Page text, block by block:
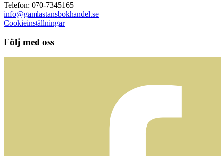
Telefon: 070-7345165
info@gamlastansbokhandel.se
Cookieinställningar
Följ med oss